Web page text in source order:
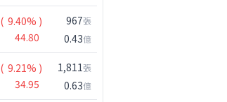
( 9.40% )
44.80
967張
0.43億
( 9.21% )
34.95
1,811張
0.63億